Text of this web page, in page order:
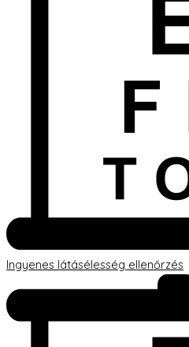
Ingyenes látásélesség ellenőrzés